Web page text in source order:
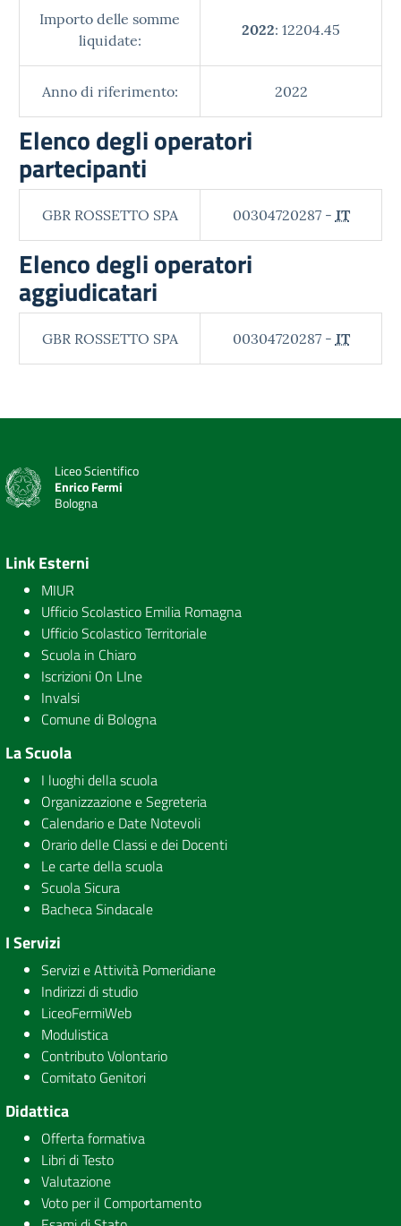
Importo delle somme
liquidate:
2022: 12204.45
Anno di riferimento: 2022
Elenco degli operatori
partecipanti
GBR ROSSETTO SPA 00304720287 - IT
Elenco degli operatori
aggiudicatari
GBR ROSSETTO SPA 00304720287 - IT
Liceo Scientifico
Enrico Fermi
Bologna
Link Esterni
MIUR
Ufficio Scolastico Emilia Romagna
Ufficio Scolastico Territoriale
Scuola in Chiaro
Iscrizioni On LIne
Invalsi
Comune di Bologna
La Scuola
I luoghi della scuola
Organizzazione e Segreteria
Calendario e Date Notevoli
Orario delle Classi e dei Docenti
Le carte della scuola
Scuola Sicura
Bacheca Sindacale
I Servizi
Servizi e Attività Pomeridiane
Indirizzi di studio
LiceoFermiWeb
Modulistica
Contributo Volontario
Comitato Genitori
Didattica
Offerta formativa
Libri di Testo
Valutazione
Voto per il Comportamento